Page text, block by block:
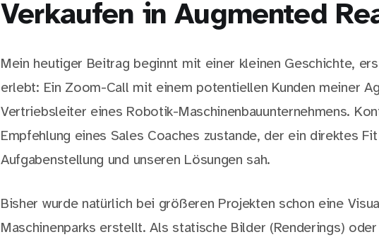
Verkaufen in Augmented
Mein heutiger Beitrag beginnt mit einer kleinen Geschichte,
erlebt: Ein Zoom-Call mit einem potentiellen Kunden meiner
Vertriebsleiter eines Robotik-Maschinenbauunternehmens.
Empfehlung eines Sales Coaches zustande, der ein direktes
Aufgabenstellung und unseren Lösungen sah.
Bisher wurde natürlich bei größeren Projekten schon eine
Maschinenparks erstellt. Als statische Bilder (Renderings)